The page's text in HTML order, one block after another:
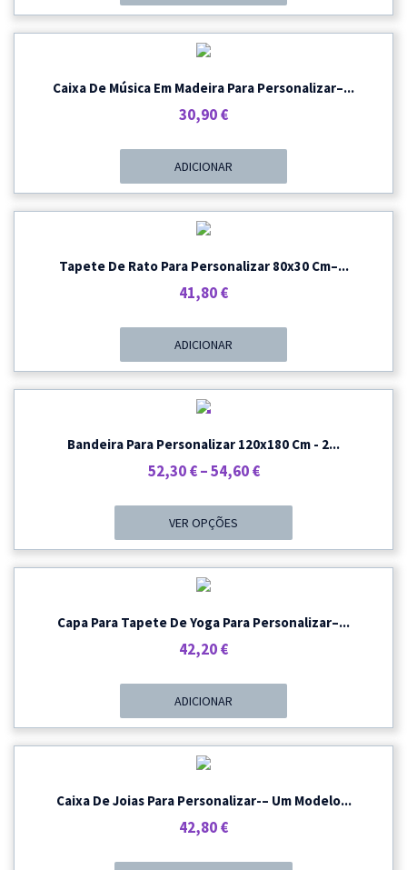
Caixa De Música Em Madeira Para Personalizar–...
30,90€
ADICIONAR
Tapete De Rato Para Personalizar 80x30 Cm–...
41,80€
ADICIONAR
Bandeira Para Personalizar 120x180 Cm - 2...
52,30€ –54,60€Price
Through
54,60 €
VER OPÇÕES
Capa Para Tapete De Yoga Para Personalizar–...
42,20€
ADICIONAR
Caixa De Joias Para Personalizar-– Um Modelo...
42,80€